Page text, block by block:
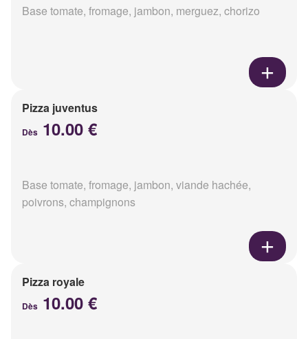
Base tomate, fromage, jambon, merguez, chorizo
Pizza juventus
Dès 10.00 €
Base tomate, fromage, jambon, viande hachée,
poivrons, champignons
Pizza royale
Dès 10.00 €